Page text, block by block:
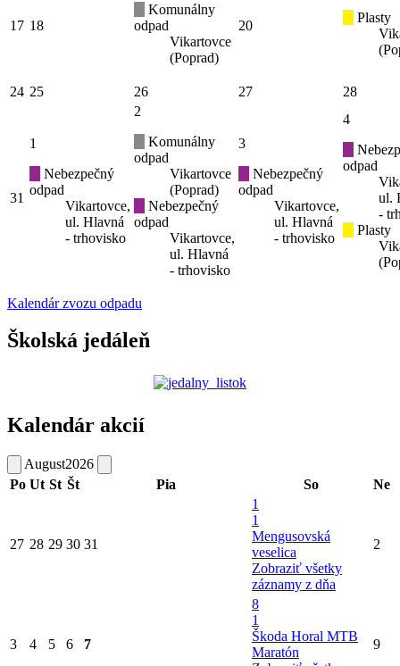
17 18
Komunálny
odpad
Vikartovce
(Poprad)
20
Plasty
24 25 26 27 28
31
1
Nebezpečný
odpad
Vikartovce,
ul. Hlavná
- trhovisko
2
Komunálny
odpad
Vikartovce
(Poprad)
Nebezpečný
odpad
Vikartovce,
ul. Hlavná
- trhovisko
3
Nebezpečný
odpad
Vikartovce,
ul. Hlavná
- trhovisko
4
odpad
ul.
-
Plasty
Kalendár zvozu odpadu
Školská jedáleň
Kalendár akcií
August2026
Po Ut St Št Pia So Ne
27 28 29 30 31
1
1
Mengusovská
veselica
Zobraziť všetky
záznamy z dňa
2
3 4 5 6 7
8
1
Škoda Horal MTB
Maratón
9